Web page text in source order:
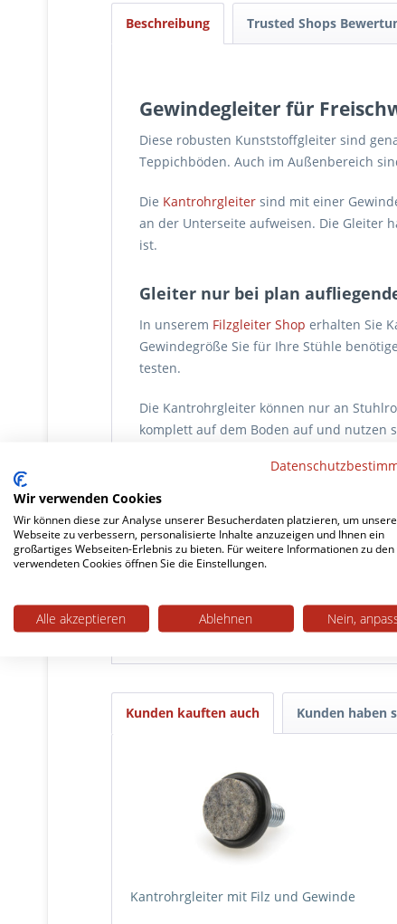
360°Beschreibung Trusted Shops
Gewindegleiter für
Diese robusten Kunststoffgleiter sind
Teppichböden. Auch im Außenbereich
Die Kantrohrgleiter sind mit einer
an der Unterseite aufweisen. Die Gleiter
ist.
Gleiter nur bei plan
In unserem Filzgleiter Shop erhalten Sie
Gewindegröße Sie für Ihre Stühle
testen.
Die Kantrohrgleiter können nur an
komplett auf dem Boden auf und nutzen
Kantrohrgleiter mit Filz für
In den Stuhlgestellen befindet sich zwar
richtige Wahl. Für den Einsatz auf
Bei Fragen zu unseren Produkten
per Telefon, E-Mail und Chat.
Kunden kauften auch Kunden haben
Kantrohrgleiter mit Filz und Gewinde
Wir verwenden Cookies
Wir können diese zur Analyse unserer Besucherdaten platzieren, um unsere
Webseite zu verbessern, personalisierte Inhalte anzuzeigen und Ihnen ein
großartiges Webseiten-Erlebnis zu bieten. Für weitere Informationen zu den
verwendeten Cookies öffnen Sie die Einstellungen.
Alle akzeptieren Ablehnen Nein,